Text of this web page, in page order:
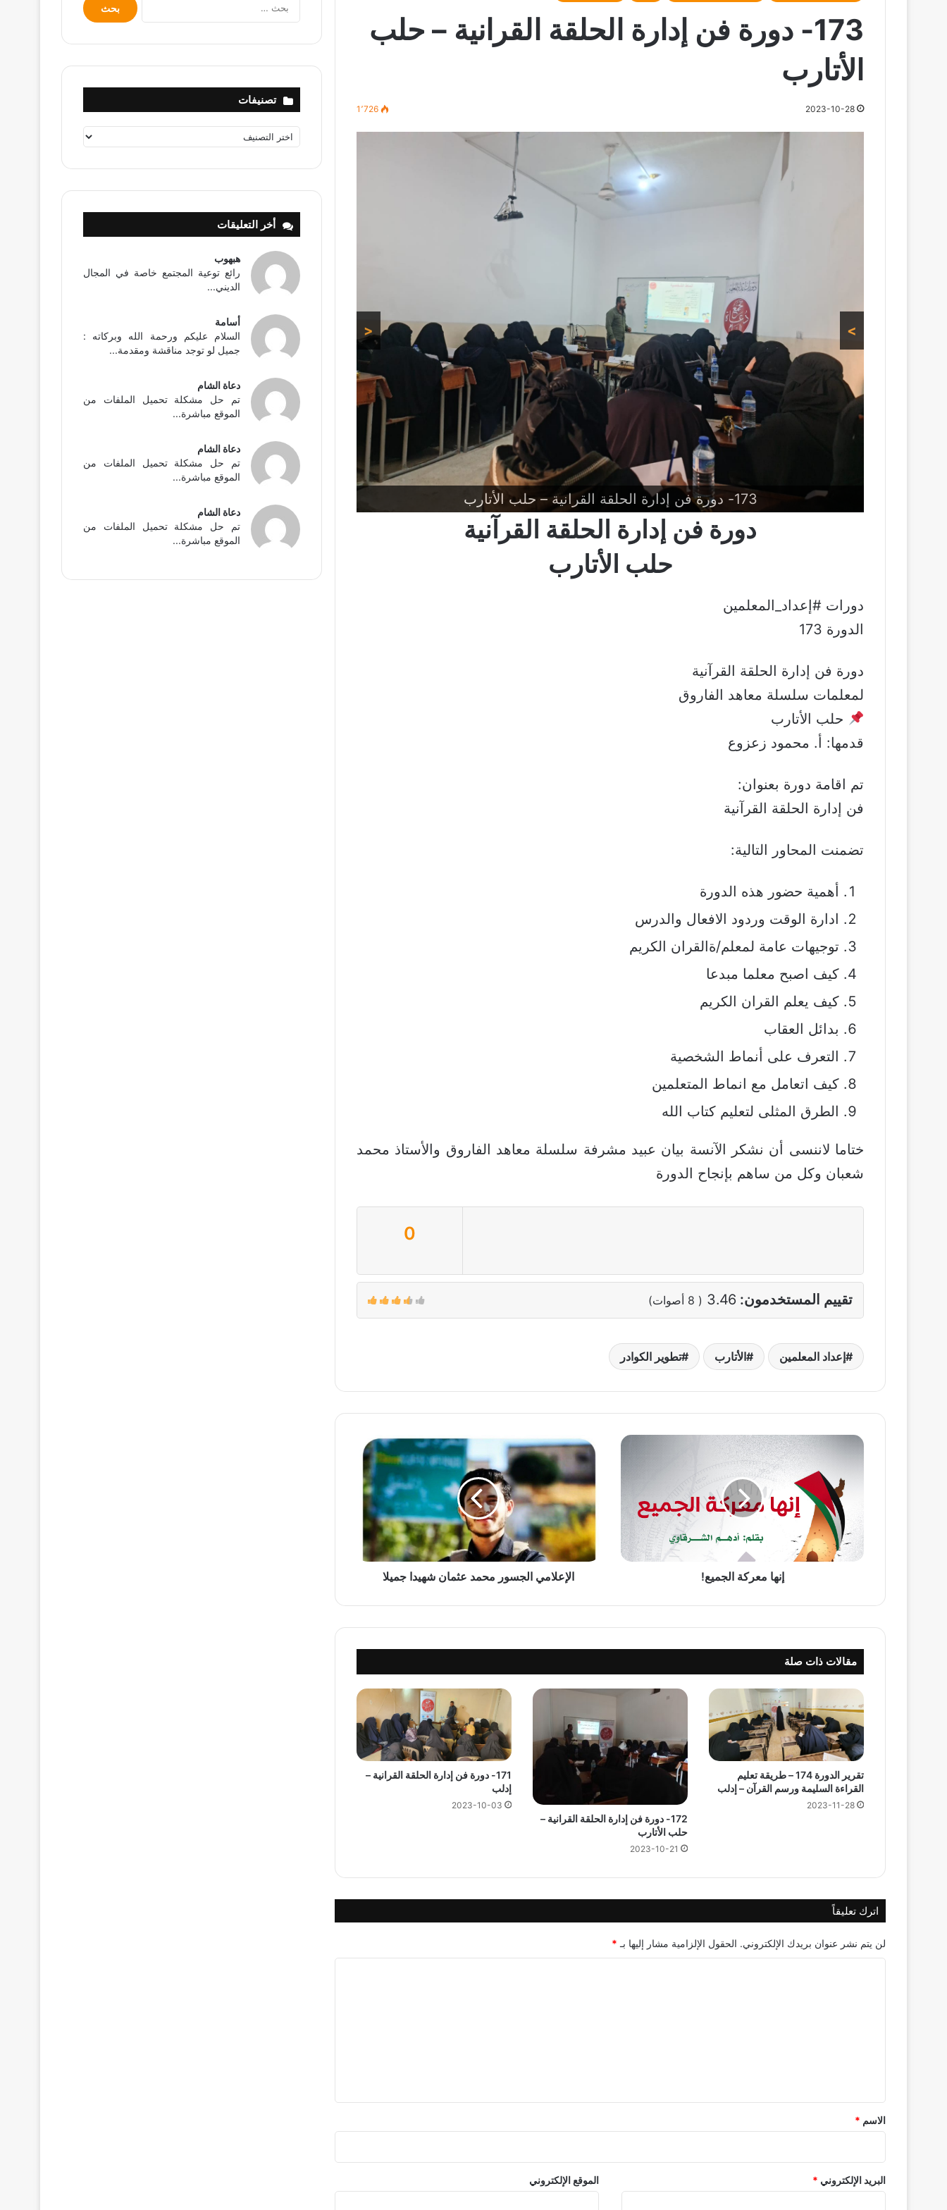
173- دورة فن إدارة الحلقة القرانية – حلب
الأتارب
2023-10-28 1٬726
173- دورة فن إدارة الحلقة القرانية – حلب الأتارب
< >
دورة فن إدارة الحلقة القرآنية
حلب الأتارب
دورات #إعداد_المعلمين
الدورة 173
دورة فن إدارة الحلقة القرآنية
لمعلمات سلسلة معاهد الفاروق
حلب الأتارب
قدمها: أ. محمود زعزوع
تم اقامة دورة بعنوان:
فن إدارة الحلقة القرآنية
تضمنت المحاور التالية:
أهمية حضور هذه الدورة
ادارة الوقت وردود الافعال والدرس
توجيهات عامة لمعلم/ةالقران الكريم
كيف اصبح معلما مبدعا
كيف يعلم القران الكريم
بدائل العقاب
التعرف على أنماط الشخصية
كيف اتعامل مع انماط المتعلمين
الطرق المثلى لتعليم كتاب الله
ختاما لاننسى أن نشكر الآنسة بيان عبيد مشرفة سلسلة معاهد الفاروق والأستاذ محمد
شعبان وكل من ساهم بإنجاح الدورة
0
تقييم المستخدمون: 3.46
(
8 أصوات)
إعداد المعلمين الأتارب تطوير الكوادر
إنها
معركة
إنها معركة الجميع!
الإعلامي
الجسور
محمد
عثمان
شهيدا
جميلا
الإعلامي الجسور محمد عثمان شهيدا جميلا
مقالات ذات صلة
تقرير الدورة 174 – طريقة تعليم
القراءة السليمة ورسم القرآن – إدلب
2023-11-28
172- دورة فن إدارة الحلقة القرانية –
حلب الأتارب
2023-10-21
171- دورة فن إدارة الحلقة القرانية –
إدلب
2023-10-03
اترك تعليقاً
لن يتم نشر عنوان بريدك الإلكتروني. الحقول الإلزامية مشار إليها بـ *
*الاسم *
البريد الإلكتروني * الموقع الإلكتروني
عن:
تصنيفات
تصنيفات
أخر التعليقات
هبهوب
رائع توعية المجتمع خاصة في المجال
الديني...
أسامة
السلام عليكم ورحمة الله وبركاته :
جميل لو توجد مناقشة ومقدمة...
دعاة الشام
تم حل مشكلة تحميل الملفات من
الموقع مباشرة...
دعاة الشام
تم حل مشكلة تحميل الملفات من
الموقع مباشرة...
دعاة الشام
تم حل مشكلة تحميل الملفات من
الموقع مباشرة...